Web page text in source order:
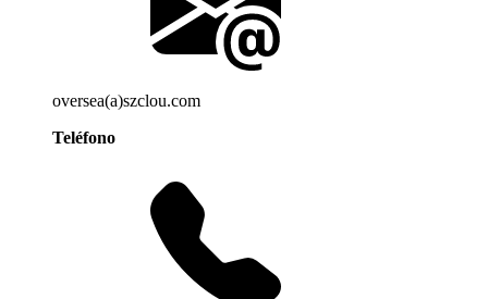
oversea(a)szclou.com
Teléfono